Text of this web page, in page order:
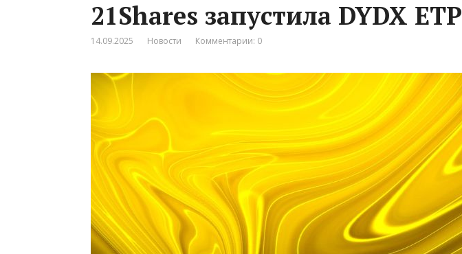
21Shares запустила DYDX ETP
14.09.2025 Новости Комментарии: 0